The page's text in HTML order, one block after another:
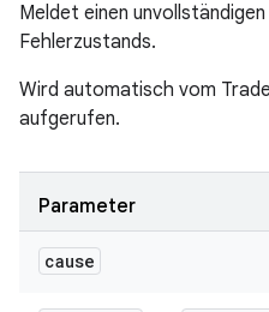
Meldet einen
Fehlerzustands.
Wird automatisch vom
aufgerufen.
Parameter
cause